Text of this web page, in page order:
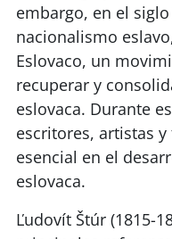
embargo, en el
nacionalismo
Eslovaco, un
recuperar y
eslovaca. Durante
escritores, artistas
esencial en el
eslovaca.
Ľudovít Štúr (1815-